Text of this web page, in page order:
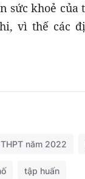
sức khoẻ của
vì thế các
năm 2022
tập huấn